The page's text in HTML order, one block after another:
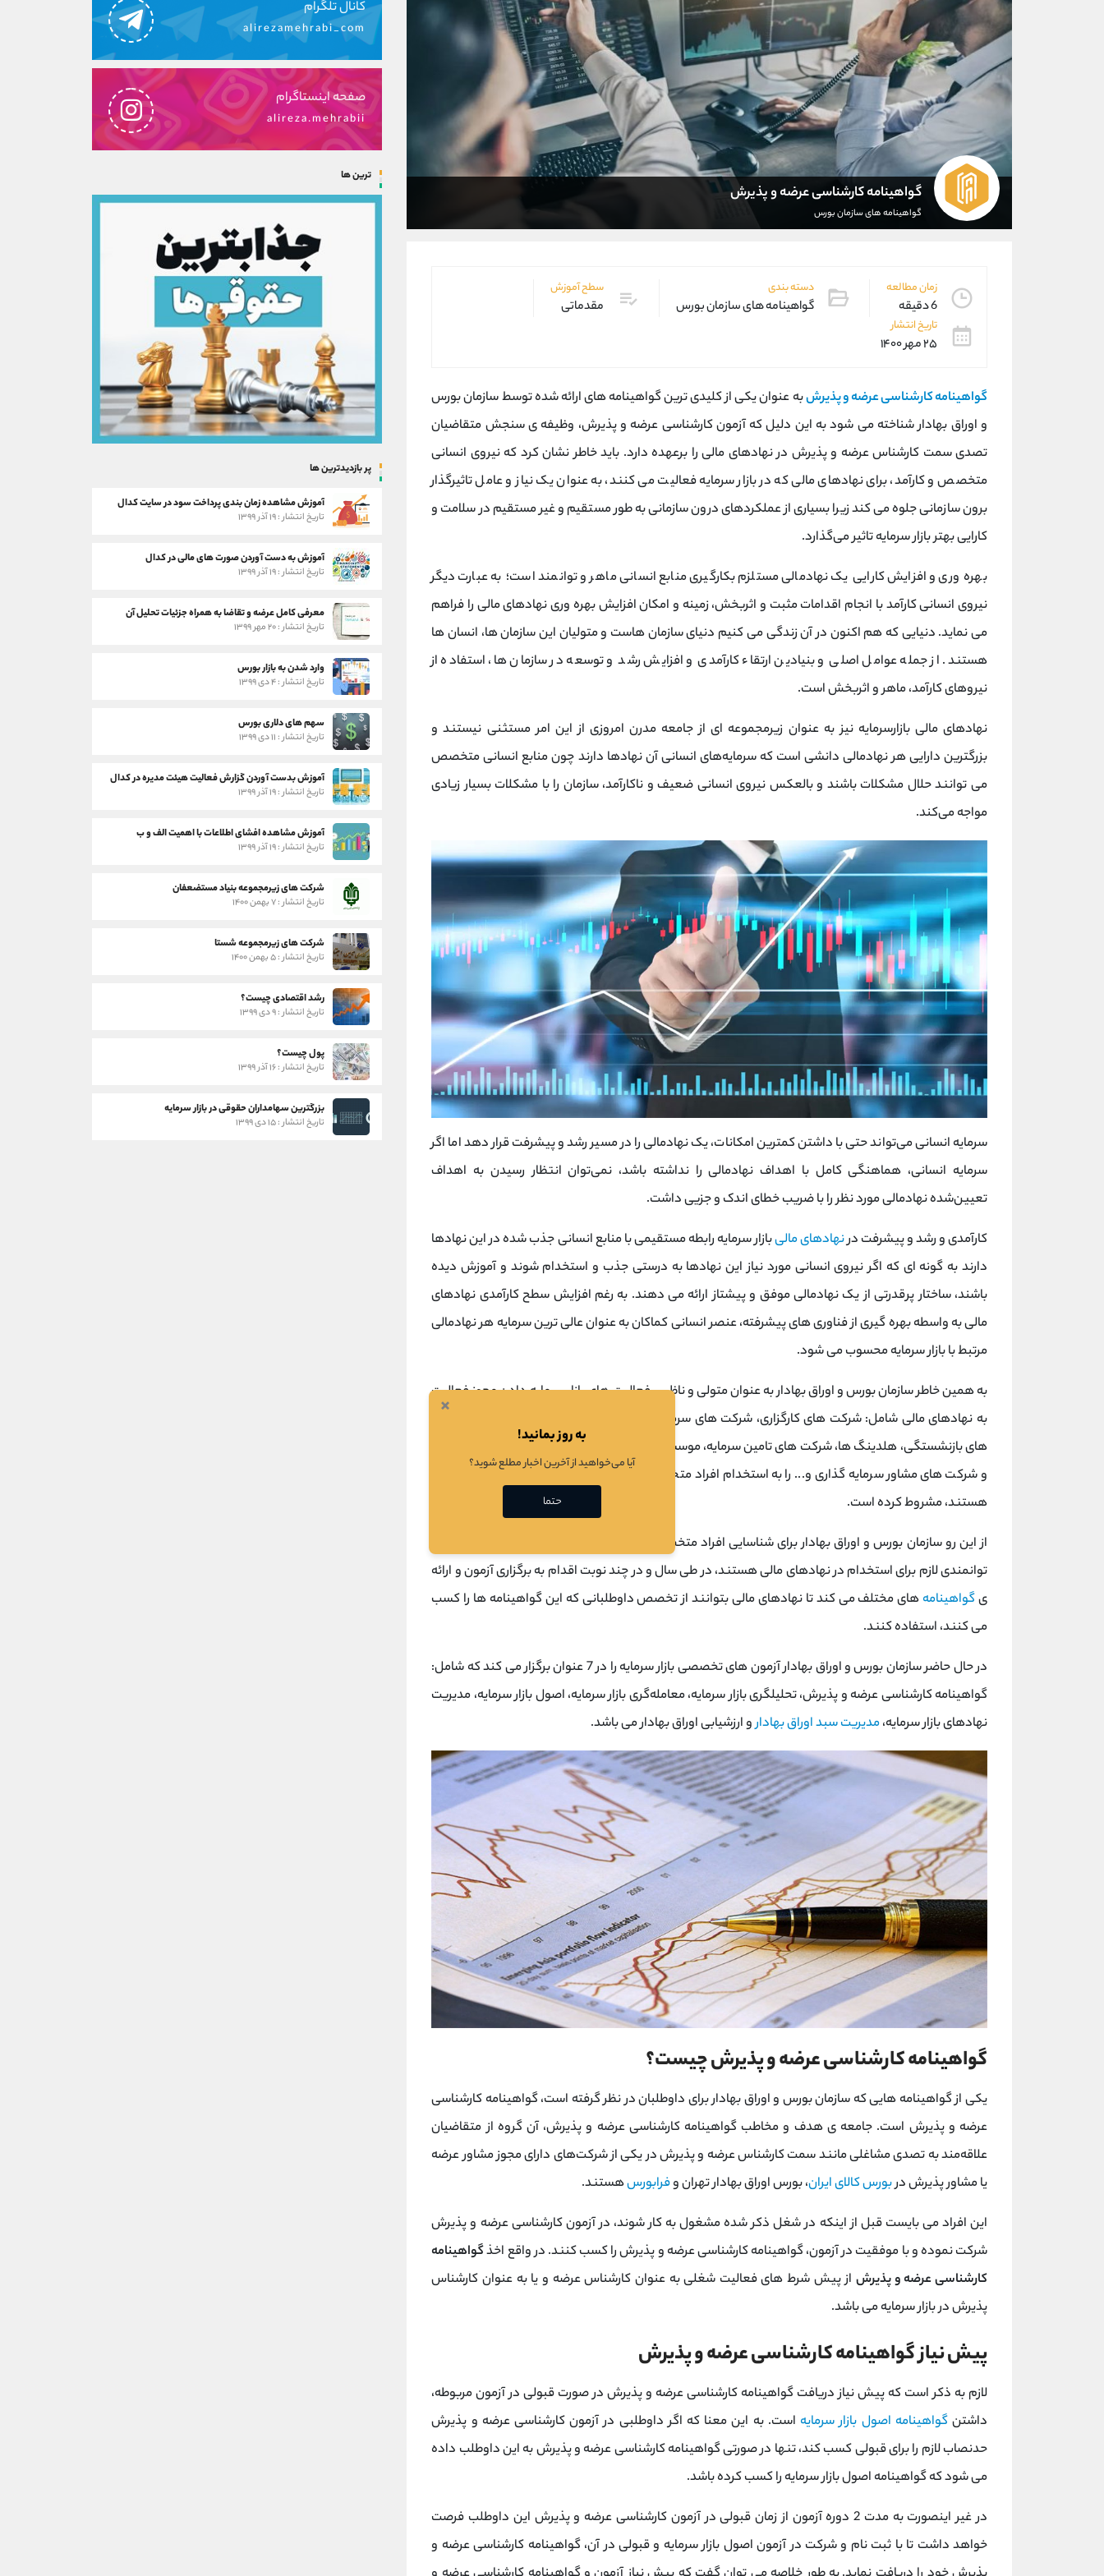
گواهینامه کارشناسی عرضه و پذیرش
گواهینامه های سازمان بورس
زمان مطالعه
6 دقیقه
دسته بندی
گواهینامه های سازمان بورس
سطح آموزش
مقدماتی
تاریخ انتشار
۲۵ مهر ۱۴۰۰
گواهینامه کارشناسی عرضه و پذیرشبه عنوان یکی از کلیدی ترین گواهینامه های ارائه شده توسط سازمان بورس
و اوراق بهادار شناخته می شود به این دلیل که آزمون کارشناسی عرضه و پذیرش، وظیفه ی سنجش متقاضیان
تصدی سمت کارشناس عرضه و پذیرش در نهادهای مالی را برعهده دارد. باید خاطر نشان کرد که نیروی انسانی
متخصص و کارآمد، برای نهادهای مالی که در بازار سرمایه فعالیت می کنند، به عنوان یک نیاز و عامل تاثیرگذار
برون سازمانی جلوه می کند زیرا بسیاری از عملکردهای درون سازمانی به طور مستقیم و غیر مستقیم در سلامت و
کارایی بهتر بازار سرمایه تاثیر می‌گذارد.
بهره وری و افزایش کارایی یک نهادمالی مستلزم بکارگیری منابع انسانی ماهر و توانمند است؛ به عبارت دیگر
نیروی انسانی کارآمد با انجام اقدامات مثبت و اثربخش، زمینه و امکان افزایش بهره وری نهادهای مالی را فراهم
می نماید. دنیایی که هم اکنون در آن زندگی می کنیم دنیای سازمان هاست و متولیان این سازمان ها، انسان ها
هستند. از جمله عوامل اصلی و بنیادین ارتقاء کارآمدی و افزایش رشد و توسعه در سازمان ها، استفاده از
نیروهای کارآمد، ماهر و اثربخش است.
نهادهای مالی بازارسرمایه نیز به عنوان زیرمجموعه ای از جامعه مدرن امروزی از این امر مستثنی نیستند و
بزرگترین دارایی هر نهادمالی دانشی است که سرمایه‌های انسانی آن نهادها دارند چون منابع انسانی متخصص
می توانند حلال مشکلات باشند و بالعکس نیروی انسانی ضعیف و ناکارآمد، سازمان را با مشکلات بسیار زیادی
مواجه می‌کند.
سرمایه انسانی می‌تواند حتی با داشتن کمترین امکانات، یک نهادمالی را در مسیر رشد و پیشرفت قرار دهد اما اگر
سرمایه انسانی، هماهنگی کامل با اهداف نهادمالی را نداشته باشد، نمی‌توان انتظار رسیدن به اهداف
تعیین‌شده نهادمالی مورد نظر را با ضریب خطای اندک و جزیی داشت.
کارآمدی و رشد و پیشرفت درنهادهای مالیبازار سرمایه رابطه مستقیمی با منابع انسانی جذب شده در این نهادها
دارند به گونه ای که اگر نیروی انسانی مورد نیاز این نهادها به درستی جذب و استخدام شوند و آموزش دیده
باشند، ساختار پرقدرتی از یک نهادمالی موفق و پیشتاز ارائه می دهند. به رغم افزایش سطح کارآمدی نهادهای
مالی به واسطه بهره گیری از فناوری های پیشرفته، عنصر انسانی کماکان به عنوان عالی ترین سرمایه هر نهادمالی
مرتبط با بازار سرمایه محسوب می شود.
به همین خاطر سازمان بورس و اوراق بهادار به عنوان متولی و ناظر بر فعالیت های بازار سرمایه،دادن مجوز فعالیت
به نهادهای مالی شامل: شرکت های کارگزاری، شرکت های سرمایه گذاری،
های بازنشستگی، هلدینگ ها، شرکت های تامین سرمایه، موسسات رتبه بندی، شرکت های پردازش اطلاعات مالی
و شرکت های مشاور سرمایه گذاری و... را به استخدام افراد متخصص و حرفه ای که دارای گواهینامه های معتبر
هستند، مشروط کرده است.
از این رو سازمان بورس و اوراق بهادار برای شناسایی افراد متخصص و حرفه ای بازار سرمایه، که دارای تخصص و
توانمندی لازم برای استخدام در نهادهای مالی هستند، در طی سال و در چند نوبت اقدام به برگزاری آزمون و ارائه
یگواهینامه های مختلف می کند تا نهادهای مالی بتوانند از تخصص داوطلبانی که این گواهینامه ها را کسب
می کنند، استفاده کنند.
در حال حاضر سازمان بورس و اوراق بهادار آزمون های تخصصی بازار سرمایه را در 7 عنوان برگزار می کند که شامل:
گواهینامه کارشناسی عرضه و پذیرش، تحلیلگری بازار سرمایه، معامله‌گری بازار سرمایه، اصول بازار سرمایه، مدیریت
نهادهای بازار سرمایه،مدیریت سبد اوراق بهادارو ارزشیابی اوراق بهادار می باشد.
گواهینامه کارشناسی عرضه و پذیرش چیست؟
یکی از گواهینامه هایی که سازمان بورس و اوراق بهادار برای داوطلبان در نظر گرفته است، گواهینامه کارشناسی
عرضه و پذیرش است. جامعه ی هدف و مخاطب گواهینامه کارشناسی عرضه و پذیرش، آن گروه از متقاضیان
علاقه‌مند به تصدی مشاغلی مانند سمت کارشناس عرضه و پذیرش در یکی از شرکت‌های دارای مجوز مشاور عرضه
یا مشاور پذیرش دربورس کالای ایران، بورس اوراق بهادار تهران وفرابورسهستند.
این افراد می بایست قبل از اینکه در شغل ذکر شده مشغول به کار شوند، در آزمون کارشناسی عرضه و پذیرش
شرکت نموده و با موفقیت در آزمون، گواهینامه کارشناسی عرضه و پذیرش را کسب کنند. در واقع اخذگواهینامه
کارشناسی عرضه و پذیرشاز پیش شرط های فعالیت شغلی به عنوان کارشناس عرضه و یا به عنوان کارشناس
پذیرش در بازار سرمایه می باشد.
پیش نیاز گواهینامه کارشناسی عرضه و پذیرش
لازم به ذکر است که پیش نیاز دریافت گواهینامه کارشناسی عرضه و پذیرش در صورت قبولی در آزمون مربوطه،
داشتنگواهینامه اصول بازار سرمایه است. به این معنا که اگر داوطلبی در آزمون کارشناسی عرضه و پذیرش
حدنصاب لازم را برای قبولی کسب کند، تنها در صورتی گواهینامه کارشناسی عرضه و پذیرش به این داوطلب داده
می شود که گواهینامه اصول بازار سرمایه را کسب کرده باشد.
در غیر اینصورت به مدت 2 دوره آزمون از زمان قبولی در آزمون کارشناسی عرضه و پذیرش این داوطلب فرصت
خواهد داشت تا با ثبت نام و شرکت در آزمون اصول بازار سرمایه و قبولی در آن، گواهینامه کارشناسی عرضه و
کانال تلگرام
alirezamehrabi_com
صفحه اینستاگرام
alireza.mehrabii
ترین ها
پر بازدیدترین ها
آموزش مشاهده زمان بندی پرداخت سود در سایت کدال
تاریخ انتشار : ۱۹ آذر ۱۳۹۹
آموزش به دست آوردن صورت های مالی در کدال
تاریخ انتشار : ۱۹ آذر ۱۳۹۹
معرفی کامل عرضه و تقاضا به همراه جزئیات تحلیل آن
تاریخ انتشار : ۲۰ مهر ۱۳۹۹
وارد شدن به بازار بورس
تاریخ انتشار : ۴ دی ۱۳۹۹
سهم های دلاری بورس
تاریخ انتشار : ۱۱ دی ۱۳۹۹
آموزش بدست آوردن گزارش فعالیت هیئت مدیره در کدال
تاریخ انتشار : ۱۹ آذر ۱۳۹۹
آموزش مشاهده افشای اطلاعات با اهمیت الف و ب
تاریخ انتشار : ۱۹ آذر ۱۳۹۹
شرکت های زیرمجموعه بنیاد مستضعفان
تاریخ انتشار : ۷ بهمن ۱۴۰۰
شرکت های زیرمجموعه شستا
تاریخ انتشار : ۵ بهمن ۱۴۰۰
رشد اقتصادی چیست؟
تاریخ انتشار : ۹ دی ۱۳۹۹
پول چیست؟
تاریخ انتشار : ۱۶ آذر ۱۳۹۹
بزرگترین سهامداران حقوقی در بازار سرمایه
تاریخ انتشار : ۱۵ دی ۱۳۹۹
×
به روز بمانید!
آیا می‌خواهید از آخرین اخبار مطلع شوید؟
حتما